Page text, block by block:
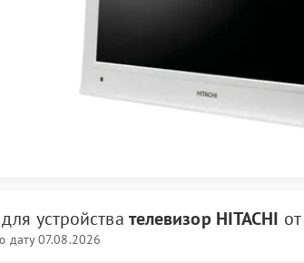
для устройства телевизор HITACHI от
дату 07.08.2026